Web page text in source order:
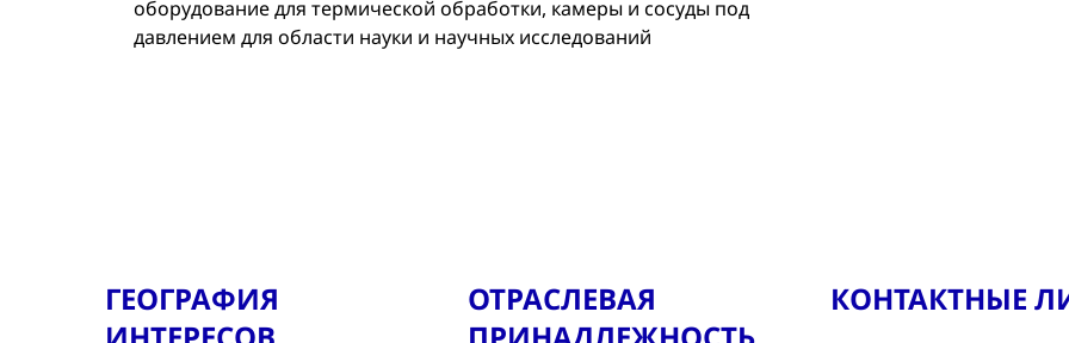
оборудование для термической обработки, камеры и сосуды под
давлением для области науки и научных исследований
ГЕОГРАФИЯ
ОТРАСЛЕВАЯ
КОНТАКТНЫЕ